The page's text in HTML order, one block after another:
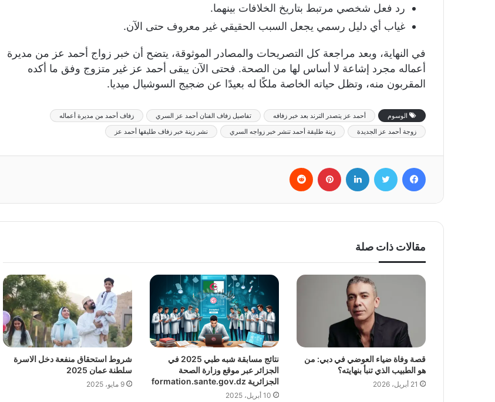
رد فعل شخصي مرتبط بتاريخ الخلافات بينهما.
غياب أي دليل رسمي يجعل السبب الحقيقي غير معروف حتى الآن.
في النهاية، وبعد مراجعة كل التصريحات والمصادر الموثوقة، يتضح أن خبر زواج أحمد عز من مديرة
أعماله مجرد إشاعة لا أساس لها من الصحة. فحتى الآن يبقى أحمد عز غير متزوج وفق ما أكده
المقربون منه، وتظل حياته الخاصة ملكًا له بعيدًا عن ضجيج السوشيال ميديا.
الوسوم أحمد عز يتصدر الترند بعد خبر زفافه تفاصيل زفاف الفنان أحمد عز السري
زفاف أحمد من مديرة أعماله
زوجة أحمد عز الجديدة
زينة طليقة أحمد تنشر خبر زواجه السري نشر زينة خبر زفاف طليقها أحمد عز
مقالات ذات صلة
قصة وفاة ضياء العوضي في دبي: من
هو الطبيب الذي تنبأ بنهايته؟
21 أبريل، 2026
نتائج مسابقة شبه طبي 2025 في
الجزائر عبر موقع وزارة الصحة
الجزائرية formation.sante.gov.dz
10 أبريل، 2025
شروط استحقاق منفعة دخل الاسرة
سلطنة عمان 2025
9 مايو، 2025